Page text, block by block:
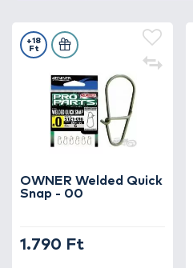
OWNER Welded Quick
Snap - 00
+18
Ft
1.790 Ft